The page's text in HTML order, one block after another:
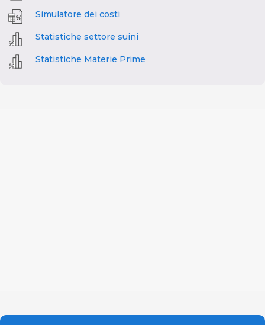
Simulatore dei costi
Statistiche settore suini
Statistiche Materie Prime